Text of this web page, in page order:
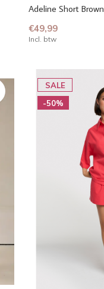
Adeline Short Brown
€49,99
Incl. btw
SALE
-50%